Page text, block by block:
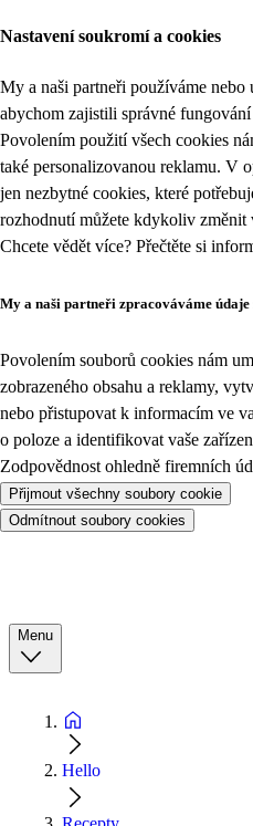
Nastavení soukromí a cookies
My a naši partneři používáme nebo
abychom zajistili správné
Povolením použití všech cookies
také personalizovanou reklamu. V
jen nezbytné cookies, které
rozhodnutí můžete kdykoliv změnit
Chcete vědět více? Přečtěte si
My a naši partneři zpracováváme
Povolením souborů cookies nám
zobrazeného obsahu a reklamy,
nebo přistupovat k informacím ve
o poloze a identifikovat vaše
Zodpovědnost ohledně firemních
Přijmout všechny soubory cookie
Odmítnout soubory cookies
Menu
Hello